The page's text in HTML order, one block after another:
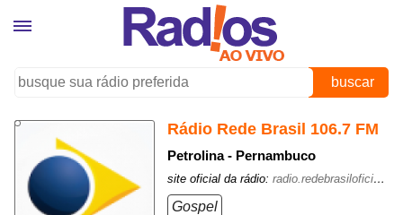
buscar
Rádio Rede Brasil 106.7 FM
Petrolina - Pernambuco
site oficial da rádio:radio.redebrasiloficial.com.br/
Gospel